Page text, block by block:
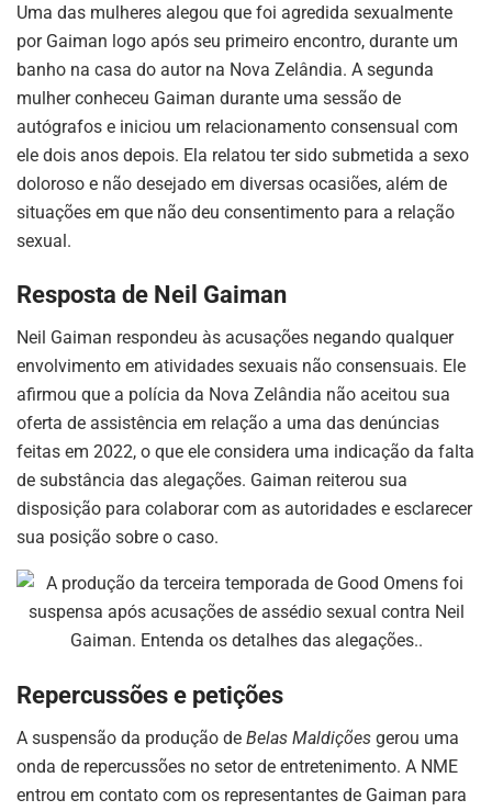
Uma das mulheres alegou que foi agredida sexualmente
por Gaiman logo após seu primeiro encontro, durante um
banho na casa do autor na Nova Zelândia. A segunda
mulher conheceu Gaiman durante uma sessão de
autógrafos e iniciou um relacionamento consensual com
ele dois anos depois. Ela relatou ter sido submetida a sexo
doloroso e não desejado em diversas ocasiões, além de
situações em que não deu consentimento para a relação
sexual.
Resposta de Neil Gaiman
Neil Gaiman respondeu às acusações negando qualquer
envolvimento em atividades sexuais não consensuais. Ele
afirmou que a polícia da Nova Zelândia não aceitou sua
oferta de assistência em relação a uma das denúncias
feitas em 2022, o que ele considera uma indicação da falta
de substância das alegações. Gaiman reiterou sua
disposição para colaborar com as autoridades e esclarecer
sua posição sobre o caso.
Repercussões e petições
A suspensão da produção de Belas Maldições gerou uma
onda de repercussões no setor de entretenimento. A NME
entrou em contato com os representantes de Gaiman para